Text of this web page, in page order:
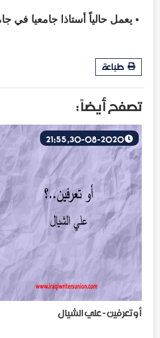
• يعمل حالياً أستاذا جامعيا في
طباعة
تصفح أيضاً :
أو تعرفين - علي الشيال